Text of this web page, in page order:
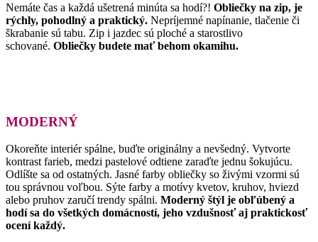
Nemáte čas a každá ušetrená minúta sa hodí?! Obliečky na zip, je
rýchly, pohodlný a praktický. Nepríjemné napínanie, tlačenie či
škrabanie sú tabu. Zip i jazdec sú ploché a starostlivo
schované. Obliečky budete mať behom okamihu.
MODERNÝ
Okoreňte interiér spálne, buďte originálny a nevšedný. Vytvorte
kontrast farieb, medzi pastelové odtiene zaraďte jednu šokujúcu.
Odlíšte sa od ostatných. Jasné farby obliečky so živými vzormi sú
tou správnou voľbou. Sýte farby a motívy kvetov, kruhov, hviezd
alebo pruhov zaručí trendy spálni. Moderný štýl je obľúbený a
hodí sa do všetkých domácností, jeho vzdušnosť aj praktickosť
ocení každý.